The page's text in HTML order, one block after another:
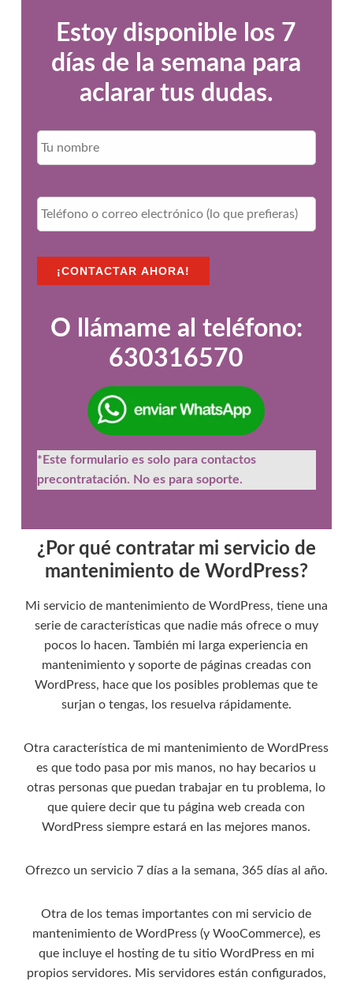
Estoy disponible los 7
días de la semana para
aclarar tus dudas.
N
o
m
e
T
e
l
f
l
e
c
ó
n
i
*
¡CONTACTAR AHORA!
O llámame al teléfono:
630316570
*Este formulario es solo para contactos
precontratación. No es para soporte.
¿Por qué contratar mi servicio de
mantenimiento de WordPress?
Mi servicio de mantenimiento de WordPress, tiene una
serie de características que nadie más ofrece o muy
pocos lo hacen. También mi larga experiencia en
mantenimiento y soporte de páginas creadas con
WordPress, hace que los posibles problemas que te
surjan o tengas, los resuelva rápidamente.
Otra característica de mi mantenimiento de WordPress
es que todo pasa por mis manos, no hay becarios u
otras personas que puedan trabajar en tu problema, lo
que quiere decir que tu página web creada con
WordPress siempre estará en las mejores manos.
Ofrezco un servicio 7 días a la semana, 365 días al año.
Otra de los temas importantes con mi servicio de
mantenimiento de WordPress (y WooCommerce), es
que incluye el hosting de tu sitio WordPress en mi
propios servidores. Mis servidores están configurados,